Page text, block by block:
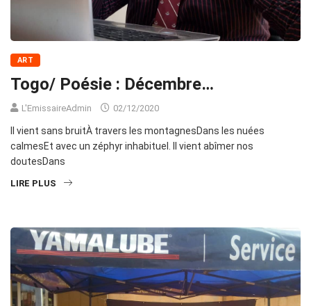
ART
Togo/ Poésie : Décembre…
L'EmissaireAdmin 02/12/2020
Il vient sans bruitÀ travers les montagnesDans les nuées
calmesEt avec un zéphyr inhabituel. Il vient abîmer nos
doutesDans
LIRE PLUS